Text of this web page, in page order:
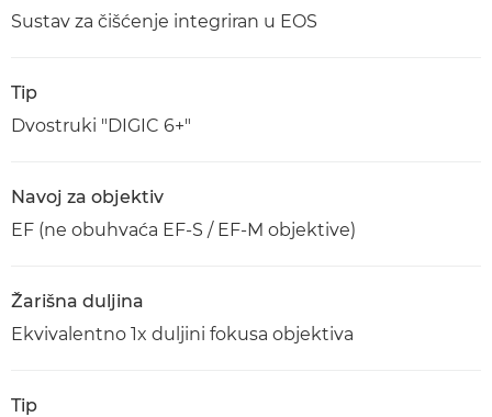
Sustav za čišćenje integriran u EOS
Tip
Dvostruki "DIGIC 6+"
Navoj za objektiv
EF (ne obuhvaća EF-S / EF-M objektive)
Žarišna duljina
Ekvivalentno 1x duljini fokusa objektiva
Tip